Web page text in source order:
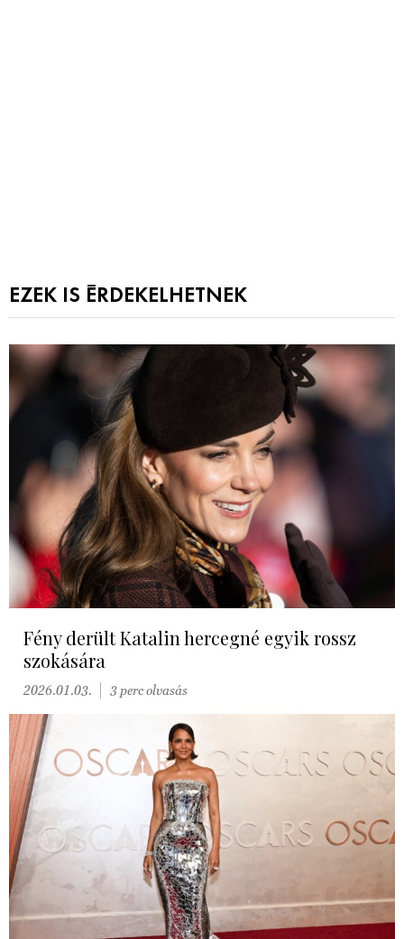
EZEK IS ÉRDEKELHETNEK
Fény derült Katalin hercegné egyik rossz
szokására
2026.01.03. 3 perc olvasás